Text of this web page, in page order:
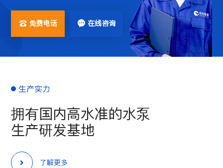
 免费电话  在线咨询
生产实力
拥有国内高水准的水泵
生产研发基地
 了解更多